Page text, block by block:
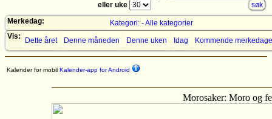
eller uke
Merkedag:
Kategori: - Alle kategorier
Vis:
Dette året Denne måneden Denne uken Idag Kommende
Kalender for mobil Kalender-app for Android
Morosaker: Moro og